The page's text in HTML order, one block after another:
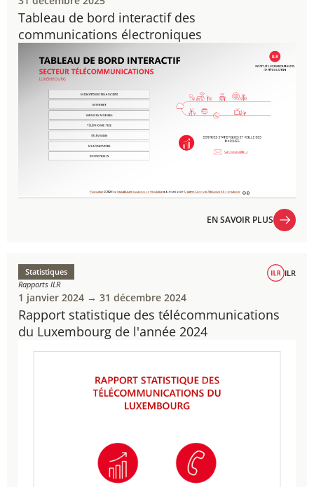
Tableau de bord interactif des
communications électroniques​​​
EN SAVOIR PLUS
Rapport statistique des télécommunications
du Luxembourg de l'année 2024
Statistiques
Rapports ILR
ILR
1 janvier 2024 → 31 décembre 2024